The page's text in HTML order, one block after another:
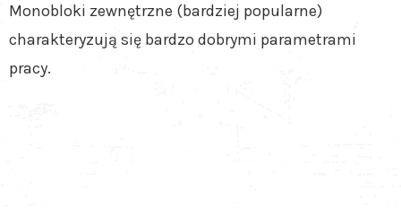
Monobloki zewnętrzne (bardziej popularne)
charakteryzują się bardzo dobrymi parametrami
pracy.